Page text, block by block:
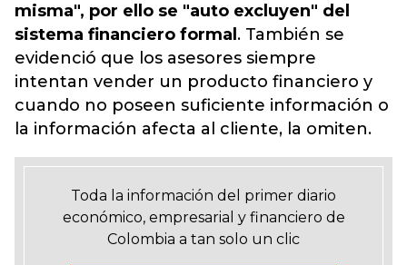
misma", por ello se "auto excluyen" del
sistema financiero formal . También se
evidenció que los asesores siempre
intentan vender un producto financiero y
cuando no poseen suficiente información o
la información afecta al cliente, la omiten.
Toda la información del primer diario
económico, empresarial y financiero de
Colombia a tan solo un clic